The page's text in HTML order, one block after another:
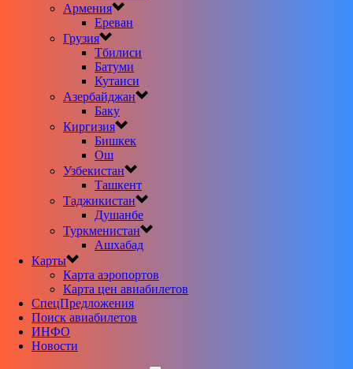
Армения
Ереван
Грузия
Тбилиси
Батуми
Кутаиси
Азербайджан
Баку
Киргизия
Бишкек
Ош
Узбекистан
Ташкент
Таджикистан
Душанбе
Туркменистан
Ашхабад
Карты
Карта аэропортов
Карта цен авиабилетов
CпецПредложения
Поиск авиабилетов
ИНФО
Новости